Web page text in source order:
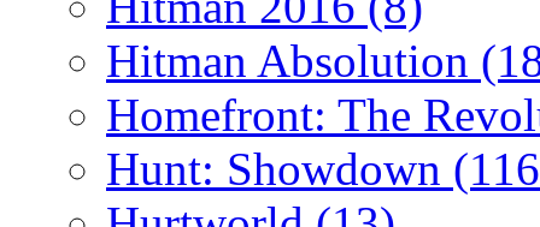
Hitman Absolution
Homefront: The
Hunt: Showdown